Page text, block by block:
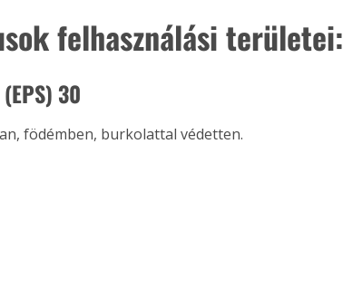
felhasználási területei:
30
födémben, burkolattal védetten.